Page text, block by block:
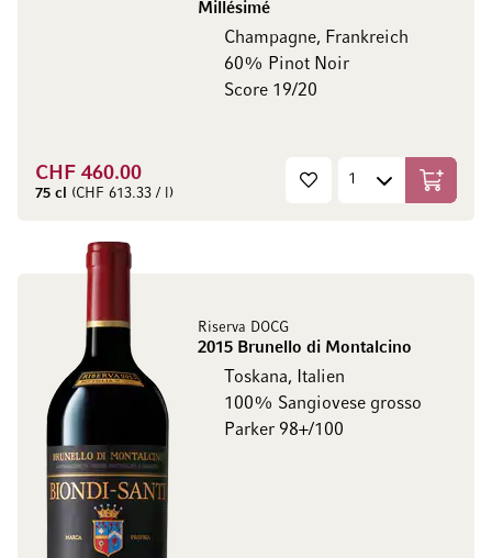
Millésimé
Champagne, Frankreich
60% Pinot Noir
Score 19/20
CHF 460.00
75 cl (CHF 613.33 / l) In den
Riserva DOCG
2015 Brunello di Montalcino
Toskana, Italien
100% Sangiovese grosso
Parker 98+/100